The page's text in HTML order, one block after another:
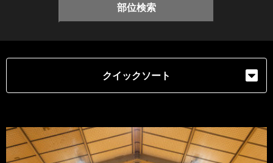
部位検索
クイックソート